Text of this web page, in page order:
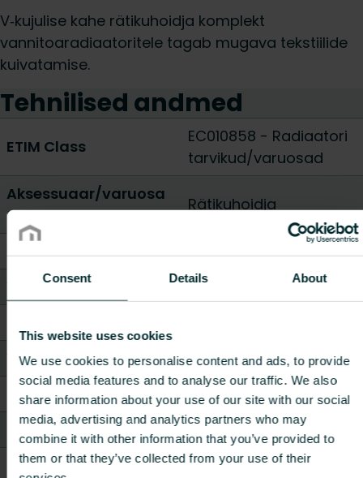
Consent Details About
This website uses cookies
We use cookies to personalise content and ads, to provide
social media features and to analyse our traffic. We also
share information about your use of our site with our social
media, advertising and analytics partners who may
combine it with other information that you’ve provided to
them or that they’ve collected from your use of their
V‑kujulise kahe rätikuhoidja komplekt
vannitoaradiaatoritele tagab mugava tekstiilide
kuivatamise.
Tehnilised andmed
ETIM Class
EC010858 - Radiaatori
tarvikud/varuosad
Aksessuaar/varuosa
tüüp
Rätikuhoidja
Aksessuaar
Jah
Varuosa
Jah
Värv
Muu
Kõrgus [mm]
50
Laius / Pikkus [mm]
50
Sügavus [mm]
70